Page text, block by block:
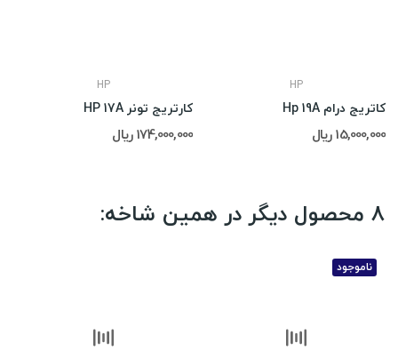
HP
کارتریج تونر HP 17A
174,000,000 ریال
HP
کاتریج درام Hp 19A
15,000,000 ریال
8 محصول دیگر در همین شاخه:
ناموجود